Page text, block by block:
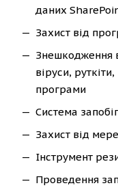
даних
Захист від
Знешкодження
віруси,
програми
Система
Захист від
Інструмент
Проведення